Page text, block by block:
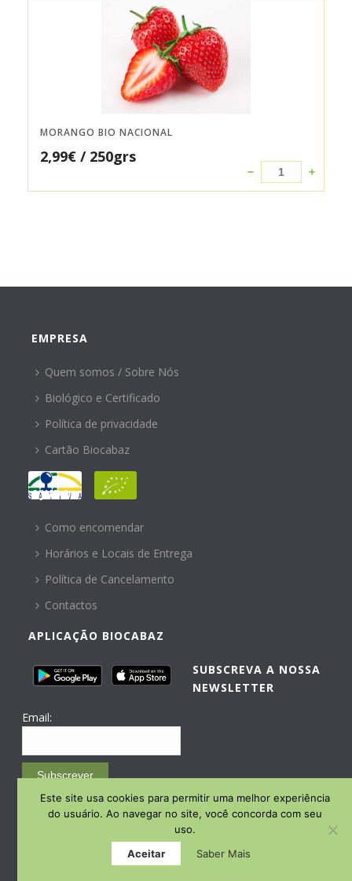
MORANGO BIO NACIONAL
2,99€ / 250grs
EMPRESA
Quem somos / Sobre Nós
Biológico e Certificado
Política de privacidade
Cartão Biocabaz
AJUDA
Como encomendar
Horários e Locais de Entrega
Política de Cancelamento
Contactos
APLICAÇÃO BIOCABAZ
SUBSCREVA A NOSSA
NEWSLETTER
Email:
Subscrever
Email Marketing by E-goi
Este site usa cookies para permitir uma melhor experiência
do usuário. Ao navegar no site, você concorda com seu
uso.
Aceitar
Saber Mais